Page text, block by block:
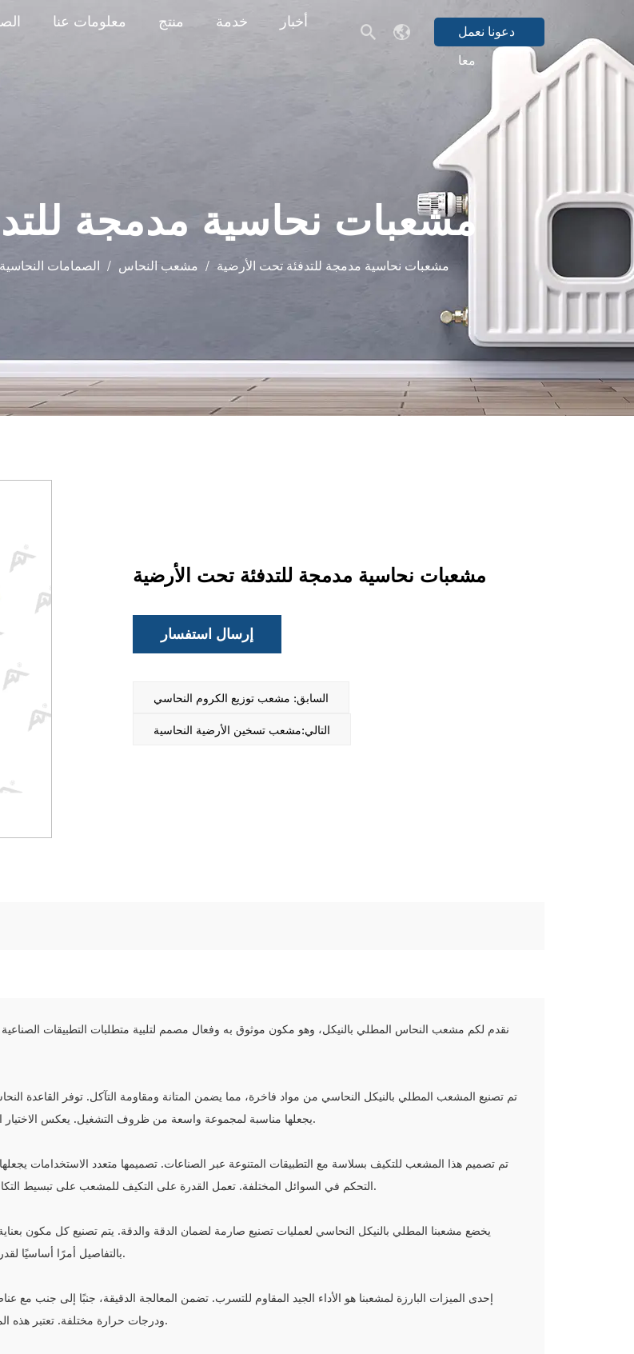
معلومات عنا منتج خدمة
أخبار
دعونا نعمل
معا
مشعبات نحاسية مدمجة
الصمامات / مشعب النحاس / مشعبات نحاسية مدمجة للتدفئة تحت الأرضية
مشعبات نحاسية مدمجة للتدفئة تحت الأرضية
إرسال استفسار
السابق: مشعب توزيع الكروم النحاسي
التالي:مشعب تسخين الأرضية النحاسية
نقدم لكم مشعب النحاس المطلي بالنيكل، وهو مكون موثوق به وفعال مصمم لتلبية متطلبات التطبيقات
تم تصنيع المشعب المطلي بالنيكل النحاسي من مواد فاخرة، مما يضمن المتانة ومقاومة التآكل. توفر القاعدة
يجعلها مناسبة لمجموعة واسعة من ظروف التشغيل. يعكس الاختيار الدقيق للمواد تفانينا في تحقيق طول العمر والموثوقية في كل منتج نقدمه.
تم تصميم هذا المشعب للتكيف بسلاسة مع التطبيقات المتنوعة عبر الصناعات. تصميمها متعدد الاستخدامات يجعلها
التحكم في السوائل المختلفة. تعمل القدرة على التكيف للمشعب على تبسيط التكامل في الأنظمة الحالية، مما يوفر حلاً عمليًا للاحتياجات التشغيلية المختلفة.
يخضع مشعبنا المطلي بالنيكل النحاسي لعمليات تصنيع صارمة لضمان الدقة والدقة. يتم تصنيع كل مكون بعناية
بالتفاصيل أمرًا أساسيًا لقدرة المشعب على العمل بشكل لا تشوبه شائبة في البيئات الصناعية الصعبة.
إحدى الميزات البارزة لمشعبنا هو الأداء الجيد المقاوم للتسرب. تضمن المعالجة الدقيقة، جنبًا إلى جنب
ودرجات حرارة مختلفة. تعتبر هذه الموثوقية أمرًا بالغ الأهمية لمنع تسرب السوائل والحفاظ على سلامة النظام.